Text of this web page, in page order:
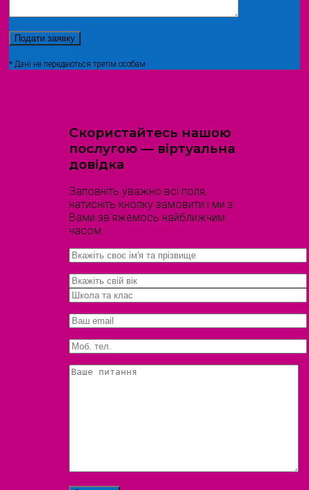
* Дані не передаються третім особам
Скористайтесь нашою
послугою — віртуальна
довідка
Заповніть уважно всі поля,
натисніть кнопку замовити і ми з
Вами зв'яжемось найближчим
часом.